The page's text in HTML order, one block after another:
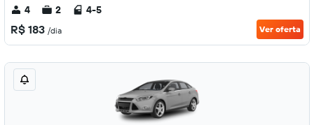
4 2 4-5
R$ 183 /dia Ver oferta